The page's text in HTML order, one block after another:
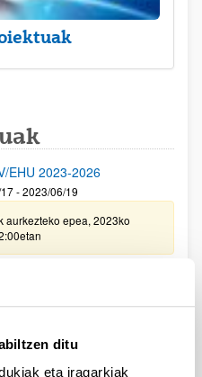
ditu
eta iragarkiak
EHU 2023-2026
- 2023/06/19
aurkezteko epea, 2023ko
arteko ikerketa
eskaeren behin betiko